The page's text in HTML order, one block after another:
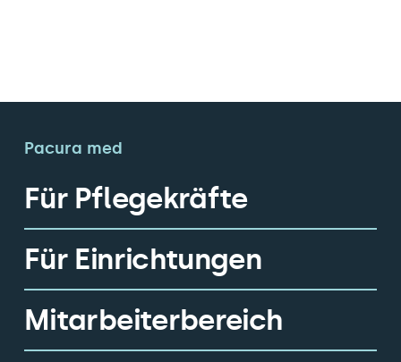
Pacura med
Für Pflegekräfte
Für Einrichtungen
Mitarbeiterbereich